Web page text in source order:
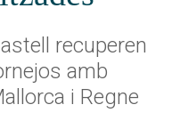
recuperen
amb
i Regne